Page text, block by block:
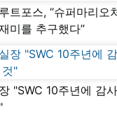
트포스, “슈퍼마리오
미를 추구했다”
"SWC 10주년에 감